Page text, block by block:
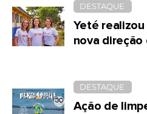
DESTAQUE
Yeté
nova direção
DESTAQUE
Ação de